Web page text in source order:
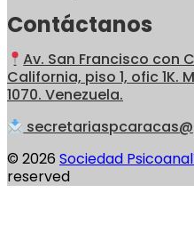
Contáctanos
Av. San Francisco con
California, piso 1, ofic 1K.
1070. Venezuela.
© 2026 Sociedad
reserved